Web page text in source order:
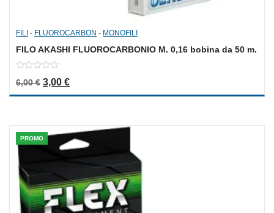
FILI - FLUOROCARBON - MONOFILI
FILO AKASHI FLUOROCARBONIO M. 0,16 bobina da 50 m.
out
6,00€ Il prezzo originale era: 6,00 €.
3,00 €Il prezzo attuale è: 3,00 €.
PROMO